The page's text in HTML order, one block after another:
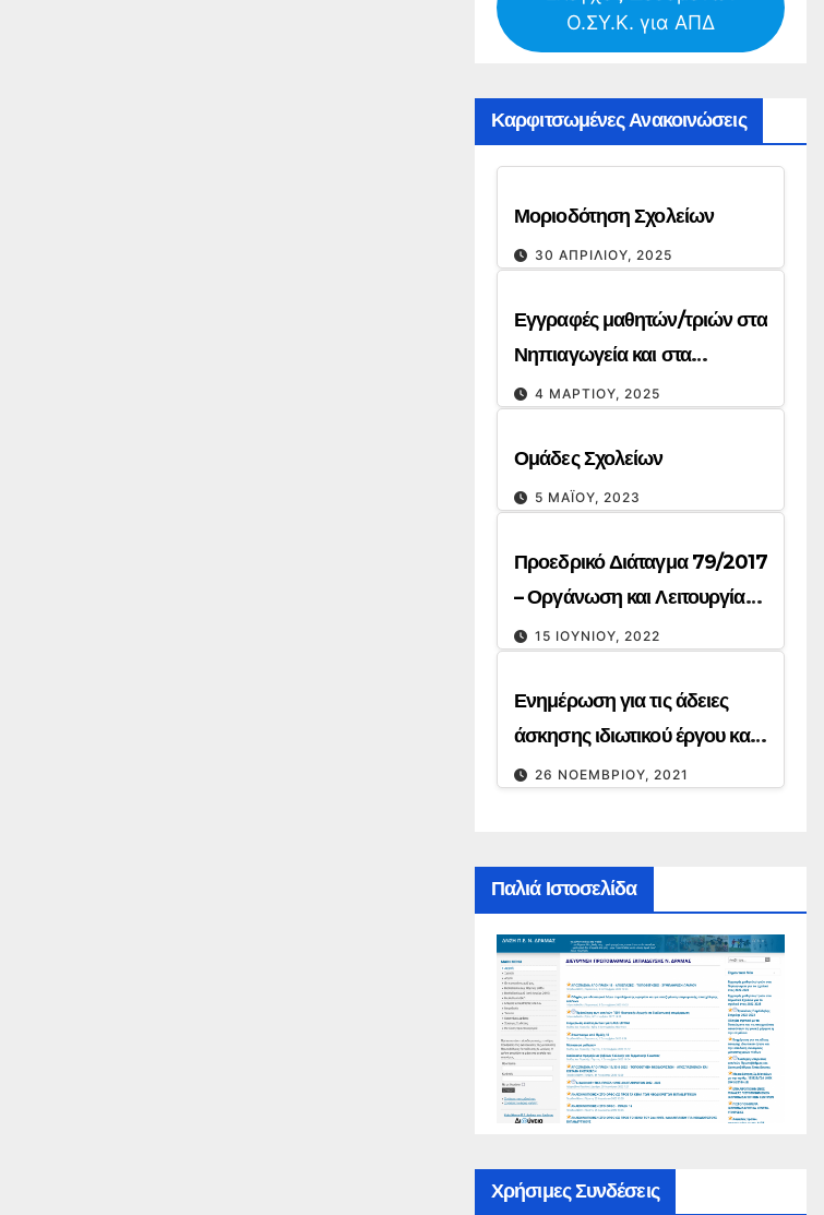
Ο.ΣΥ.Κ. για ΑΠΔ
Καρφιτσωμένες Ανακοινώσεις
Μοριοδότηση Σχολείων
30 ΑΠΡΙΛΊΟΥ, 2025
Εγγραφές μαθητών/τριών στα
Νηπιαγωγεία και στα
Δημοτικά για το σχολικό έτος
4 ΜΑΡΤΊΟΥ, 2025
Ομάδες Σχολείων
5 ΜΑΪ́ΟΥ, 2023
Προεδρικό Διάταγμα 79/2017
– Οργάνωση και Λειτουργία
Δημοτικών και
15 ΙΟΥΝΊΟΥ, 2022
Ενημέρωση για τις άδειες
άσκησης ιδιωτικού έργου και
την απόδοση συνάφειας
26 ΝΟΕΜΒΡΊΟΥ, 2021
Παλιά Ιστοσελίδα
Χρήσιμες Συνδέσεις